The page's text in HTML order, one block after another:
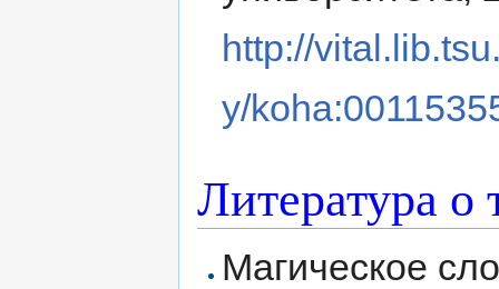
http://
y/
Литература о
Магическое